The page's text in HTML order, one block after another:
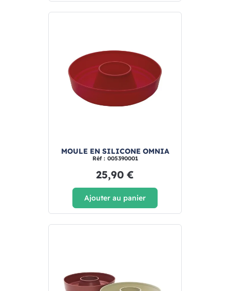
MOULE EN SILICONE OMNIA
Réf : 005390001
25,90 €
Ajouter au panier